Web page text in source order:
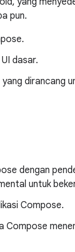
pun.
dasar.
dirancang
dengan
untuk
Compose.